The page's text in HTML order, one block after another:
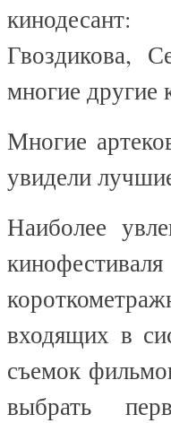
Гвоздикова,
многие другие
Многие
увидели
Наиболее
входящих в
съемок
выбрать